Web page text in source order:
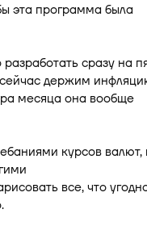
эта программа была
сразу на
держим
месяца она вообще
курсов валют,
все, что